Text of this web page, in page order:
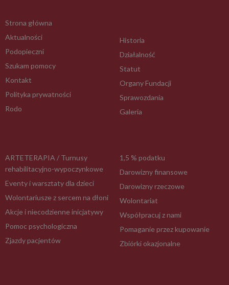
Strona główna
Aktualności
Podopieczni
Szukam pomocy
Kontakt
Polityka prywatności
Rodo
Historia
Działalność
Statut
Organy Fundacji
Sprawozdania
Galeria
ARTETERAPIA / Turnusy
rehabilitacyjno-wypoczynkowe
Eventy i warsztaty dla dzieci
Wolontariusze z sercem na dłoni
Akcje i niecodzienne inicjatywy
Pomoc psychologiczna
Zjazdy pacjentów
1,5 % podatku
Darowizny finansowe
Darowizny rzeczowe
Wolontariat
Współpracuj z nami
Pomaganie przez kupowanie
Zbiórki okazjonalne